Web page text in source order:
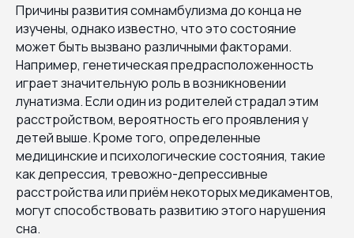
Причины развития сомнамбулизма до конца не
изучены, однако известно, что это состояние
может быть вызвано различными факторами.
Например, генетическая предрасположенность
играет значительную роль в возникновении
лунатизма. Если один из родителей страдал этим
расстройством, вероятность его проявления у
детей выше. Кроме того, определенные
медицинские и психологические состояния, такие
как депрессия, тревожно-депрессивные
расстройства или приём некоторых медикаментов,
могут способствовать развитию этого нарушения
сна.